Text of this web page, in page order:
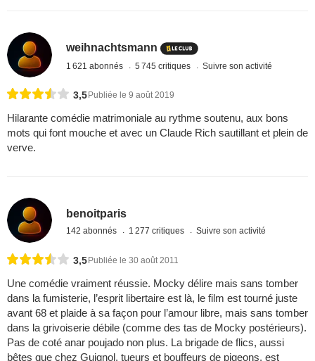
weihnachtsmann
1 621 abonnés 5 745 critiques Suivre son activité
3,5Publiée le 9 août 2019
Hilarante comédie matrimoniale au rythme soutenu, aux bons
mots qui font mouche et avec un Claude Rich sautillant et plein de
verve.
benoitparis
142 abonnés 1 277 critiques Suivre son activité
3,5 Publiée le 30 août 2011
Une comédie vraiment réussie. Mocky délire mais sans tomber
dans la fumisterie, l’esprit libertaire est là, le film est tourné juste
avant 68 et plaide à sa façon pour l’amour libre, mais sans tomber
dans la grivoiserie débile (comme des tas de Mocky postérieurs).
Pas de coté anar poujado non plus. La brigade de flics, aussi
bêtes que chez Guignol, tueurs et bouffeurs de pigeons, est